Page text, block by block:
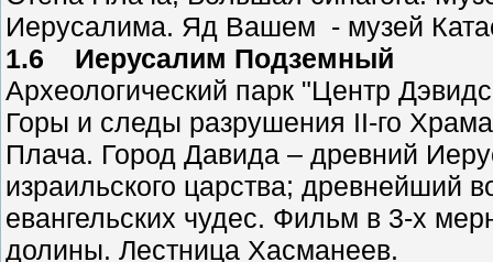
Иерусалима. Яд Вашем - музей
1.6 Иерусалим Подземный
Археологический парк "Центр
Горы и следы разрушения II-го
Плача. Город Давида – древний
израильского царства; древнейший
евангельских чудес. Фильм в 3-х
долины. Лестница Хасманеев.